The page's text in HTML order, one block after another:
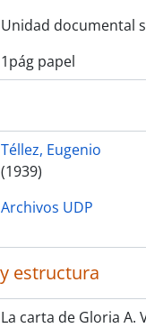
Unidad documental
1pág papel
Téllez, Eugenio
(1939)
Archivos UDP
estructura
La carta de Gloria A.